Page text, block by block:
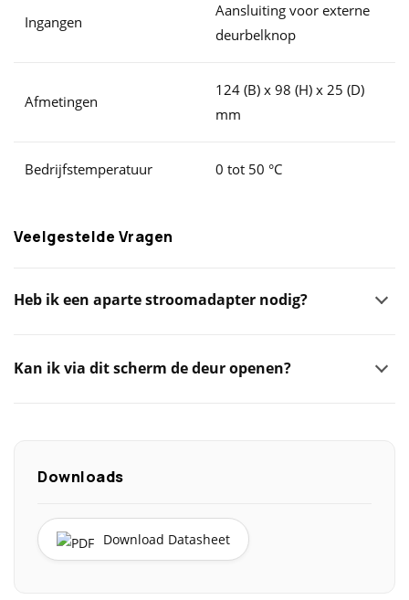
Ingangen
Aansluiting voor externe
deurbelknop
Afmetingen
124 (B) x 98 (H) x 25 (D)
mm
Bedrijfstemperatuur 0 tot 50 °C
Veelgestelde Vragen
Heb ik een aparte stroomadapter nodig?
Kan ik via dit scherm de deur openen?
Downloads
Download Datasheet